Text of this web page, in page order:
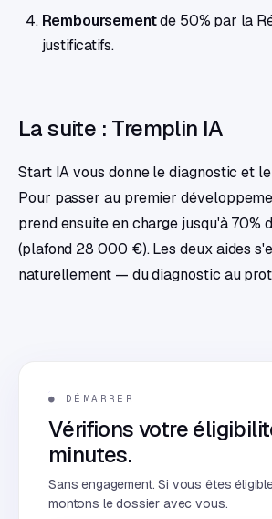
Remboursementde 50% par la
justificatifs.
La suite : Tremplin IA
Start IA vous donne le diagnostic et
Pour passer au premier
prend ensuite en charge jusqu'à 70%
(plafond 28 000 €). Les deux aides
naturellement — du diagnostic au
● DÉMARRER
Vérifions votre
minutes.
Sans engagement. Si vous êtes
montons le dossier avec vous.